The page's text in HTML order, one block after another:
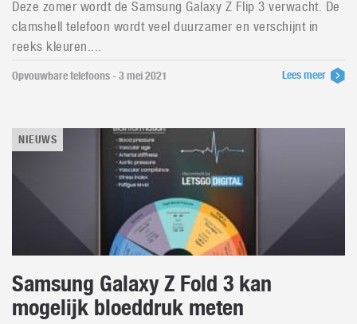
Deze zomer wordt de Samsung Galaxy Z Flip 3 verwacht. De
clamshell telefoon wordt veel duurzamer en verschijnt in
reeks kleuren....
Opvouwbare telefoons - 3 mei 2021 Lees meer
NIEUWS
Samsung Galaxy Z Fold 3 kan
mogelijk bloeddruk meten